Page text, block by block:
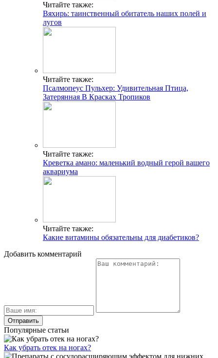
Читайте также:
Вяхирь: таинственный обитатель наших полей и
лугов
Читайте также:
Псалмопеус Пульхер: Удивительная Птица,
Затерянная В Красках Тропиков
Читайте также:
Креветка амано: маленький водный герой вашего
аквариума
Читайте также:
Какие витамины обязательны для диабетиков?
Добавить комментарий
Популярные статьи
Как убрать отек на ногах?